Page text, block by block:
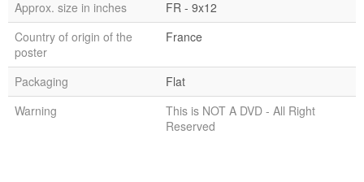
Approx. size in inches
FR - 9x12
Country of origin of the
poster
France
Packaging
Flat
Warning
This is NOT A DVD - All Right
Reserved